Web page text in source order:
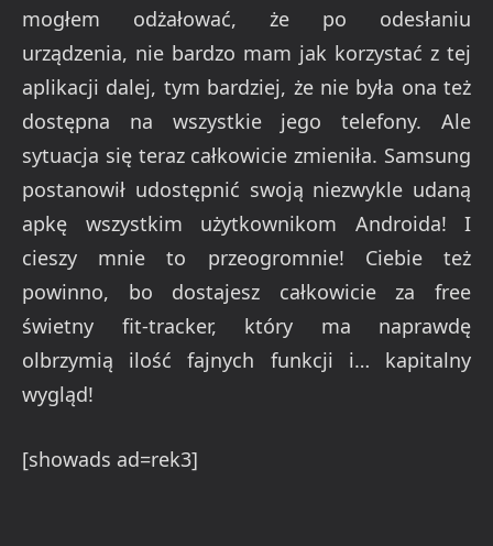
mogłem odżałować, że po odesłaniu
urządzenia, nie bardzo mam jak korzystać z tej
aplikacji dalej, tym bardziej, że nie była ona też
dostępna na wszystkie jego telefony. Ale
sytuacja się teraz całkowicie zmieniła. Samsung
postanowił udostępnić swoją niezwykle udaną
apkę wszystkim użytkownikom Androida! I
cieszy mnie to przeogromnie! Ciebie też
powinno, bo dostajesz całkowicie za free
świetny fit-tracker, który ma naprawdę
olbrzymią ilość fajnych funkcji i… kapitalny
wygląd!
[showads ad=rek3]